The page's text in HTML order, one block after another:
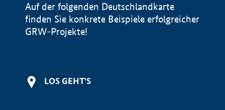
Auf der folgenden Deutschlandkarte
finden Sie konkrete Beispiele erfolgreicher
GRW-Projekte!
LOS GEHT'S